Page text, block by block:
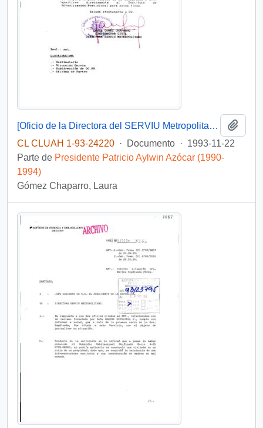
[Oficio de la Directora del SERVIU Metropolitano referente a solicitud ciudadana]
CL CLUAH 1-93-24220 · Documento · 1993-11-22
Parte de Presidente Patricio Aylwin Azócar (1990-
1994)
Gómez Chaparro, Laura